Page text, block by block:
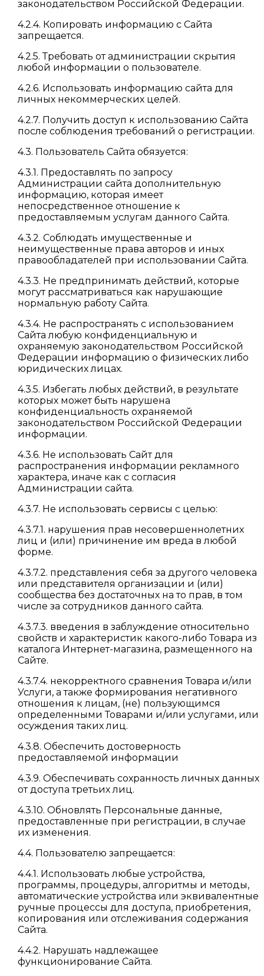
законодательством Российской Федерации.
4.2.4. Копировать информацию с Сайта
запрещается.
4.2.5. Требовать от администрации скрытия
любой информации о пользователе.
4.2.6. Использовать информацию сайта для
личных некоммерческих целей.
4.2.7. Получить доступ к использованию Сайта
после соблюдения требований о регистрации.
4.3. Пользователь Сайта обязуется:
4.3.1. Предоставлять по запросу
Администрации сайта дополнительную
информацию, которая имеет
непосредственное отношение к
предоставляемым услугам данного Сайта.
4.3.2. Соблюдать имущественные и
неимущественные права авторов и иных
правообладателей при использовании Сайта.
4.3.3. Не предпринимать действий, которые
могут рассматриваться как нарушающие
нормальную работу Сайта.
4.3.4. Не распространять с использованием
Сайта любую конфиденциальную и
охраняемую законодательством Российской
Федерации информацию о физических либо
юридических лицах.
4.3.5. Избегать любых действий, в результате
которых может быть нарушена
конфиденциальность охраняемой
законодательством Российской Федерации
информации.
4.3.6. Не использовать Сайт для
распространения информации рекламного
характера, иначе как с согласия
Администрации сайта.
4.3.7. Не использовать сервисы с целью:
4.3.7.1. нарушения прав несовершеннолетних
лиц и (или) причинение им вреда в любой
форме.
4.3.7.2. представления себя за другого человека
или представителя организации и (или)
сообщества без достаточных на то прав, в том
числе за сотрудников данного сайта.
4.3.7.3. введения в заблуждение относительно
свойств и характеристик какого-либо Товара из
каталога Интернет-магазина, размещенного на
Сайте.
4.3.7.4. некорректного сравнения Товара и/или
Услуги, а также формирования негативного
отношения к лицам, (не) пользующимся
определенными Товарами и/или услугами, или
осуждения таких лиц.
4.3.8. Обеспечить достоверность
предоставляемой информации
4.3.9. Обеспечивать сохранность личных данных
от доступа третьих лиц.
4.3.10. Обновлять Персональные данные,
предоставленные при регистрации, в случае
их изменения.
4.4. Пользователю запрещается:
4.4.1. Использовать любые устройства,
программы, процедуры, алгоритмы и методы,
автоматические устройства или эквивалентные
ручные процессы для доступа, приобретения,
копирования или отслеживания содержания
Сайта.
4.4.2. Нарушать надлежащее
функционирование Сайта.